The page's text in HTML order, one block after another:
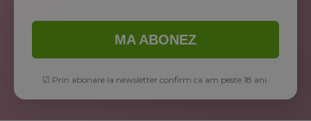
MA ABONEZ
☑ Prin abonare la newsletter confirm ca am peste 18 ani.